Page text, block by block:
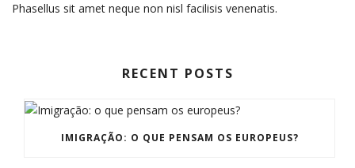
Phasellus sit amet neque non nisl facilisis venenatis.
RECENT POSTS
IMIGRAÇÃO: O QUE PENSAM OS EUROPEUS?